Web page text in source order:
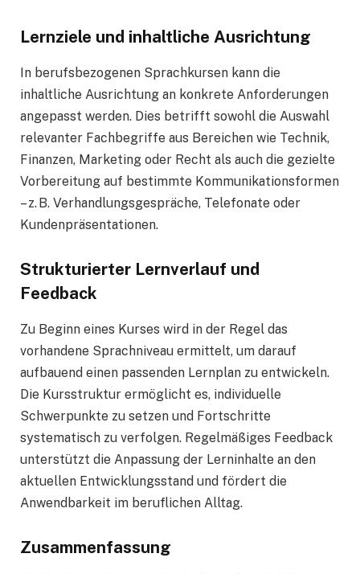
Lernziele und inhaltliche Ausrichtung
In berufsbezogenen Sprachkursen kann die
inhaltliche Ausrichtung an konkrete Anforderungen
angepasst werden. Dies betrifft sowohl die Auswahl
relevanter Fachbegriffe aus Bereichen wie Technik,
Finanzen, Marketing oder Recht als auch die gezielte
Vorbereitung auf bestimmte Kommunikationsformen
– z. B. Verhandlungsgespräche, Telefonate oder
Kundenpräsentationen.
Strukturierter Lernverlauf und
Feedback
Zu Beginn eines Kurses wird in der Regel das
vorhandene Sprachniveau ermittelt, um darauf
aufbauend einen passenden Lernplan zu entwickeln.
Die Kursstruktur ermöglicht es, individuelle
Schwerpunkte zu setzen und Fortschritte
systematisch zu verfolgen. Regelmäßiges Feedback
unterstützt die Anpassung der Lerninhalte an den
aktuellen Entwicklungsstand und fördert die
Anwendbarkeit im beruflichen Alltag.
Zusammenfassung